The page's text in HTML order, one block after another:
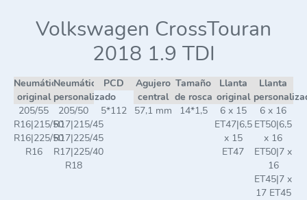
Volkswagen CrossTouran
2018 1.9 TDI
Neumático
original
Neumático
personalizado
PCD
Agujero
central
Tamaño
de rosca
Llanta
original
Llanta
205/55
R16|215/50
R16|225/50
R16
205/50
R17|215/45
R17|225/45
R17|225/40
R18
5*112 57,1 mm 14*1,5
6 x 15
ET47|6,5
x 15
ET47
6 x 16
ET50|6,5
x 16
ET50|7 x
16
ET45|7 x
17 ET45